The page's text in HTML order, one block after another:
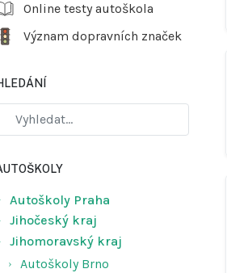
Online testy autoškola
Význam dopravních značek
Autoškoly Praha
Jihočeský kraj
Jihomoravský kraj
Autoškoly Brno